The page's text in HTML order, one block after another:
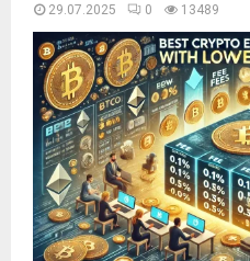
29.07.2025 0 13489